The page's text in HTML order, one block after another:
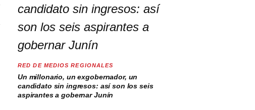
RED DE MEDIOS REGIONALES
Un millonario, un exgobernador, un
candidato sin ingresos: así son los seis
aspirantes a gobernar Junín